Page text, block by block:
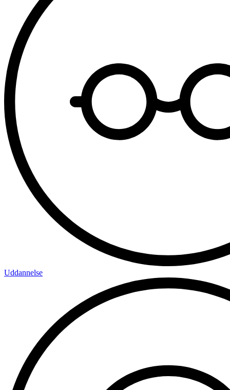
Uddannelse